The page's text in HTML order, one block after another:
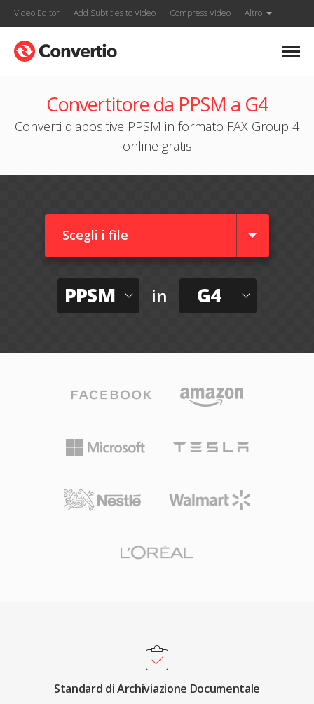
Video Editor Add Subtitles to Video Compress Video Altro
Convertitore da PPSM a G4
Converti diapositive PPSM in formato FAX Group 4
online gratis
Scegli i file
PPSM in G4
Standard di Archiviazione Documentale